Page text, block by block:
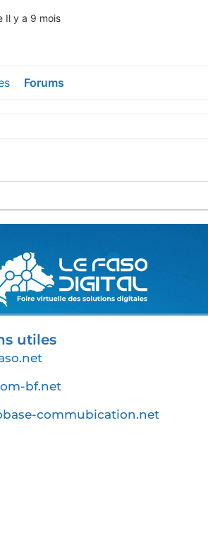
Il y a 9 mois
Forums
utiles
bf.net
commubication.net